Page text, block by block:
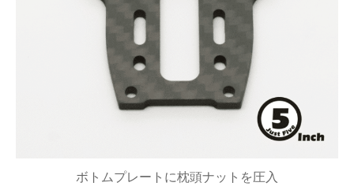
ボトムプレートに枕頭ナットを圧入